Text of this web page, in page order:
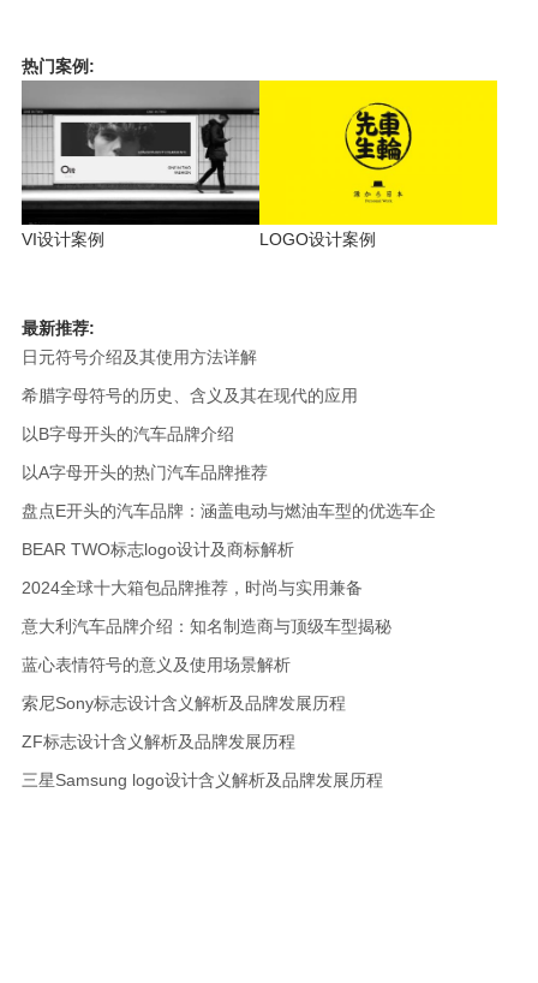
热门案例:
VI设计案例 LOGO设计案例
最新推荐:
日元符号介绍及其使用方法详解
希腊字母符号的历史、含义及其在现代的应用
以B字母开头的汽车品牌介绍
以A字母开头的热门汽车品牌推荐
盘点E开头的汽车品牌：涵盖电动与燃油车型的优选车企
BEAR TWO标志logo设计及商标解析
2024全球十大箱包品牌推荐，时尚与实用兼备
意大利汽车品牌介绍：知名制造商与顶级车型揭秘
蓝心表情符号的意义及使用场景解析
索尼Sony标志设计含义解析及品牌发展历程
ZF标志设计含义解析及品牌发展历程
三星Samsung logo设计含义解析及品牌发展历程